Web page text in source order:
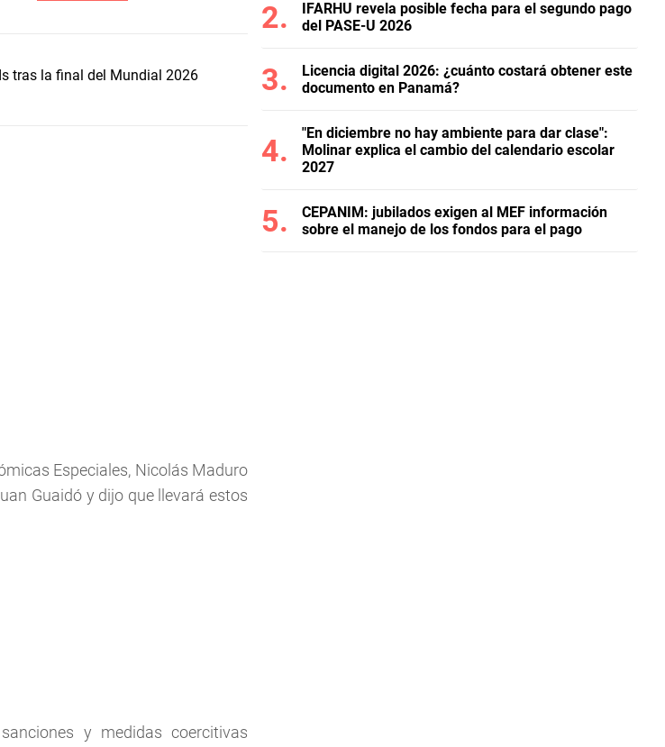
tras la final del Mundial 2026
Especiales, Nicolás Maduro
Guaidó y dijo que llevará estos
y medidas coercitivas
IFARHU revela posible fecha para el segundo pago
del PASE-U 2026
Licencia digital 2026: ¿cuánto costará obtener este
documento en Panamá?
"En diciembre no hay ambiente para dar clase":
Molinar explica el cambio del calendario escolar
2027
CEPANIM: jubilados exigen al MEF información
sobre el manejo de los fondos para el pago